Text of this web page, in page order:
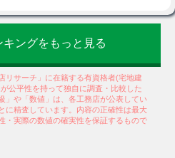
ングをもっと見る
サーチ」に在籍する有資格者(宅地建
公平性を持って独自に調査・比較した
」や「数値」は、各工務店が公表してい
に精査しています。内容の正確性は最大
・実際の数値の確実性を保証するもので